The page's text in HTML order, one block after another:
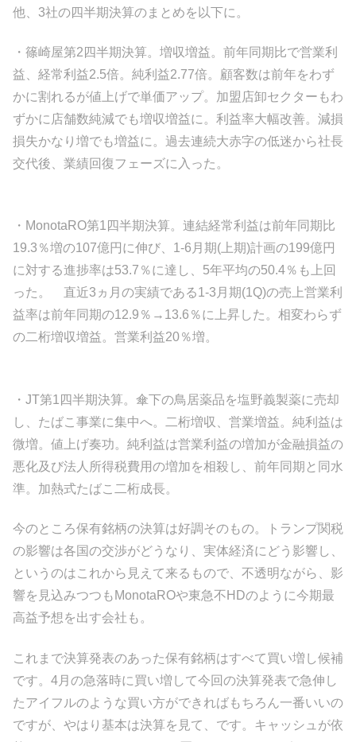
他、3社の四半期決算のまとめを以下に。
・篠崎屋第2四半期決算。増収増益。前年同期比で営業利
益、経常利益2.5倍。純利益2.77倍。顧客数は前年をわず
かに割れるが値上げで単価アップ。加盟店卸セクターもわ
ずかに店舗数純減でも増収増益に。利益率大幅改善。減損
損失かなり増でも増益に。過去連続大赤字の低迷から社長
交代後、業績回復フェーズに入った。
・MonotaRO第1四半期決算。連結経常利益は前年同期比
19.3％増の107億円に伸び、1-6月期(上期)計画の199億円
に対する進捗率は53.7％に達し、5年平均の50.4％も上回
った。 直近3ヵ月の実績である1-3月期(1Q)の売上営業利
益率は前年同期の12.9％→13.6％に上昇した。相変わらず
の二桁増収増益。営業利益20％増。
・JT第1四半期決算。傘下の鳥居薬品を塩野義製薬に売却
し、たばこ事業に集中へ。二桁増収、営業増益。純利益は
微増。値上げ奏功。純利益は営業利益の増加が金融損益の
悪化及び法人所得税費用の増加を相殺し、前年同期と同水
準。加熱式たばこ二桁成長。
今のところ保有銘柄の決算は好調そのもの。トランプ関税
の影響は各国の交渉がどうなり、実体経済にどう影響し、
というのはこれから見えて来るもので、不透明ながら、影
響を見込みつつもMonotaROや東急不HDのように今期最
高益予想を出す会社も。
これまで決算発表のあった保有銘柄はすべて買い増し候補
です。4月の急落時に買い増して今回の決算発表で急伸し
たアイフルのような買い方ができればもちろん一番いいの
ですが、やはり基本は決算を見て、です。キャッシュが依